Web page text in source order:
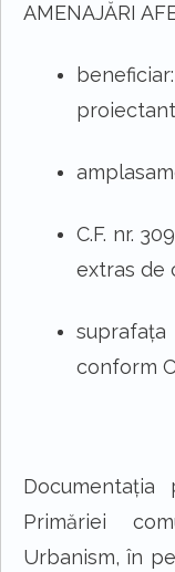
AMENAJĂRI
C.F. nr.
extras de
conform
Primăriei
Urbanism, în